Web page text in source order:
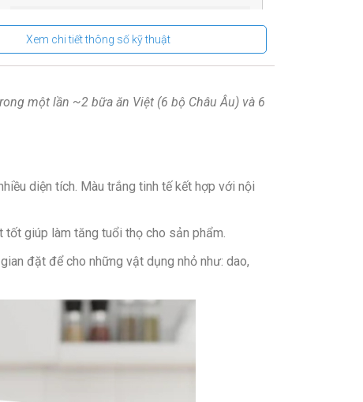
2400W
8L
Báo kết thúc chương trình
Hệ thống ActiveWater
Xem chi tiết thông số kỹ thuật
một lần ~2 bữa ăn Việt (6 bộ Châu Âu) và 6
diện tích. Màu trắng tinh tế kết hợp với nội
giúp làm tăng tuổi thọ cho sản phẩm.
đặt để cho những vật dụng nhỏ như: dao,